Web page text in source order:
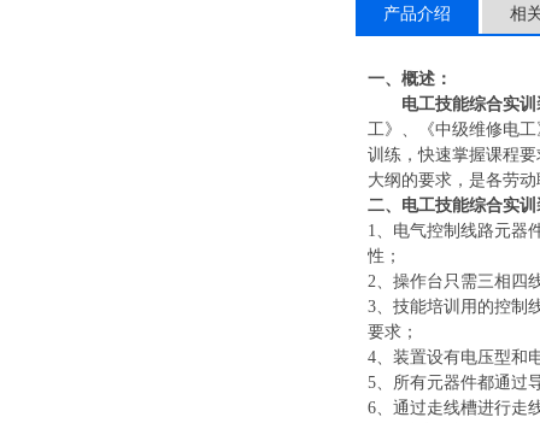
产品介绍 相
一、概述 ：
电工技能综合实训
工》、《中级维修电
训练，快速掌握课程
大纲的要求，是各劳
二、 电工技能综合实训
1、 电气控制线路元器
性；
2、 操作台只需三相四
3、 技能培训用的控制
要求；
4、 装置设有电压型和
5、 所有元器件都通过
6、 通过走线槽进行走